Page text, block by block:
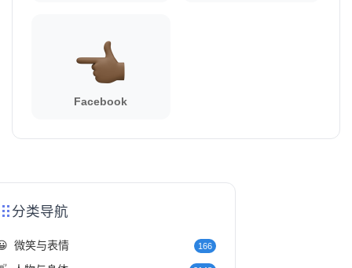
Facebook
分类导航
微笑与表情 166